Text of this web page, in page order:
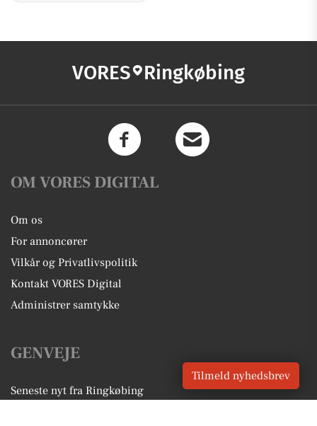
VORES Ringkøbing
OM VORES DIGITAL
Om os
For annoncører
Vilkår og Privatlivspolitik
Kontakt VORES Digital
Administrer samtykke
GENVEJE
Seneste nyt fra Ringkøbing
Tilmeld nyhedsbrev